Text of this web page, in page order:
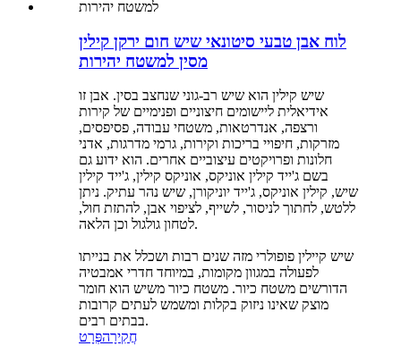
לוח אבן טבעי סיטונאי שיש חום ירקן קילין
מסין למשטח יהירות
שיש קילין הוא שיש רב-גוני שנחצב בסין. אבן זו
אידיאלית ליישומים חיצוניים ופנימיים של קירות
ורצפה, אנדרטאות, משטחי עבודה, פסיפסים,
מזרקות, חיפויי בריכות וקירות, גרמי מדרגות, אדני
חלונות ופרויקטים עיצוביים אחרים. הוא ידוע גם
בשם ג'ייד קילין אוניקס, אוניקס קילין, ג'ייד קילין
שיש, קילין אוניקס, ג'ייד יוניקורן, שיש נהר עתיק. ניתן
ללטש, לחתוך לניסור, לשייף, לציפוי אבן, להתזת חול,
לטחון גולגול וכן הלאה.
שיש קיילין פופולרי מזה שנים רבות ושכלל את בנייתו
לפעולה במגוון מקומות, במיוחד חדרי אמבטיה
הדורשים משטח כיור. משטח כיור משיש הוא חומר
מוצק שאינו ניזוק בקלות ומשמש לעתים קרובות
בבתים רבים.
חֲקִירָהפְּרָט